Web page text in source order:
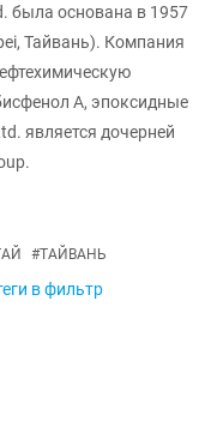
была основана в 1957
Тайвань). Компания
А, эпоксидные
является дочерней
#ТАЙВАНЬ
в фильтр